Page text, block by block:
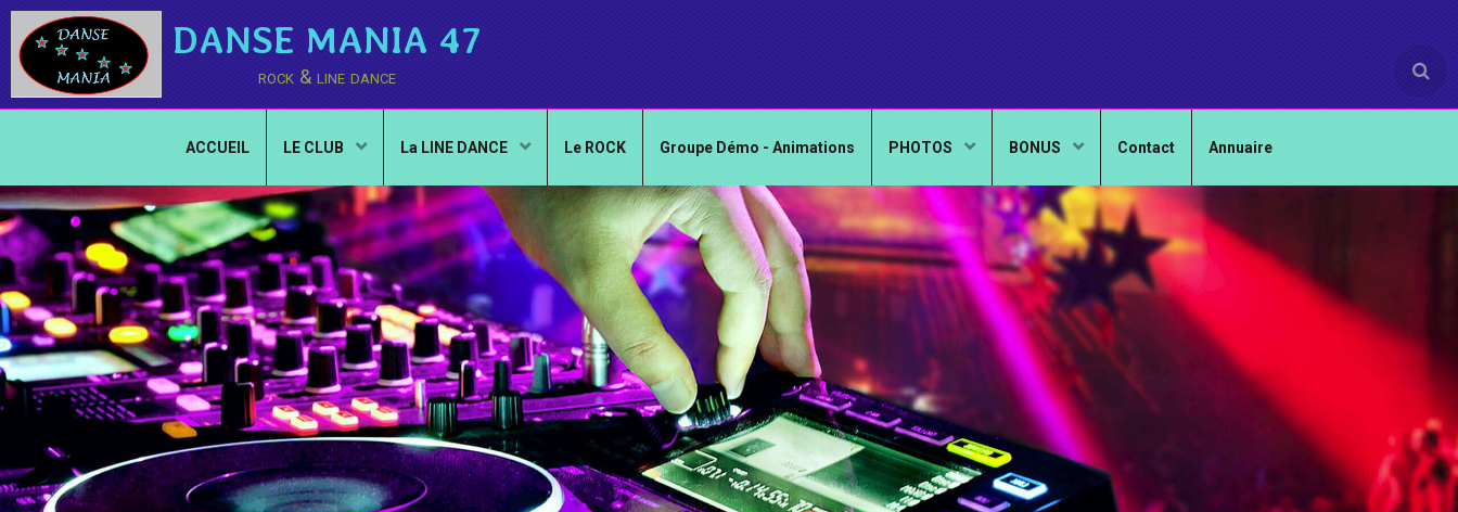
DANSE MANIA 47
rock & line dance
ACCUEIL LE CLUB La LINE DANCE Le ROCK Groupe Démo - Animations PHOTOS BONUS Contact Annuaire